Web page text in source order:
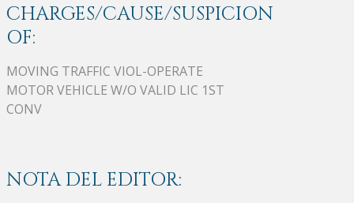
CHARGES/CAUSE/SUSPICION
OF:
MOVING TRAFFIC VIOL-OPERATE
MOTOR VEHICLE W/O VALID LIC 1ST
CONV
NOTA DEL EDITOR: